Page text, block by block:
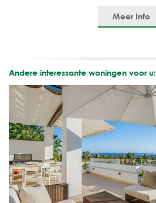
Meer Info
Andere interessante woningen voor u: